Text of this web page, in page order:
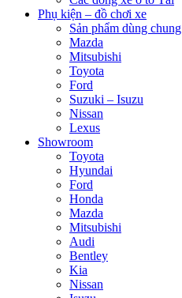
Phụ kiện – đồ chơi xe
Sản phẩm dùng chung
Mazda
Mitsubishi
Toyota
Ford
Suzuki – Isuzu
Nissan
Lexus
Showroom
Toyota
Hyundai
Ford
Honda
Mazda
Mitsubishi
Audi
Bentley
Kia
Nissan